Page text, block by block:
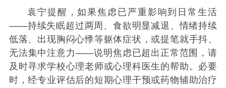
袁宁提醒，如果焦虑已严重影响到日常生活
——持续失眠超过两周、食欲明显减退、情绪持续
低落、出现胸闷心悸等躯体症状，或提笔就手抖、
无法集中注意力——说明焦虑已超出正常范围，请
及时寻求学校心理老师或心理科医生的帮助。必要
时，经专业评估后的短期心理干预或药物辅助治疗